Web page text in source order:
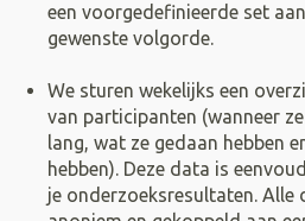
een voorgedefinieerde set
gewenste volgorde.
We sturen wekelijks een
van participanten (wanneer
lang, wat ze gedaan hebben
hebben). Deze data is
je onderzoeksresultaten. Alle